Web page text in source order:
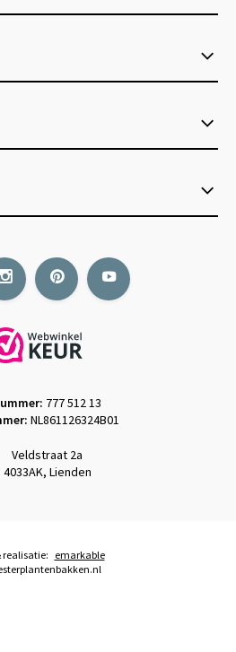
Veldstraat 2a
4033AK, Lienden
777 512 13
NL861126324B01
realisatie: emarkable